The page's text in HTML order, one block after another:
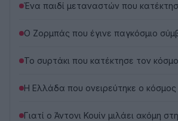
Ένα παιδί μεταναστών που
Ο Ζορμπάς που έγινε παγκόσμιο
Το συρτάκι που κατέκτησε τον κόσμο
Η Ελλάδα που ονειρεύτηκε ο κόσμος
Γιατί ο Άντονι Κουίν μιλάει ακόμη